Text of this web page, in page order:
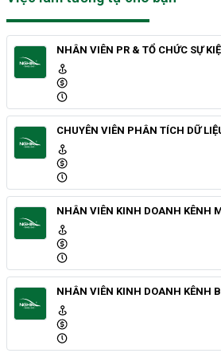
NHÂN VIÊN PR & TỔ CHỨC SỰ
CHUYÊN VIÊN PHÂN TÍCH DỮ
NHÂN VIÊN KINH DOANH KÊNH
NHÂN VIÊN KINH DOANH KÊNH